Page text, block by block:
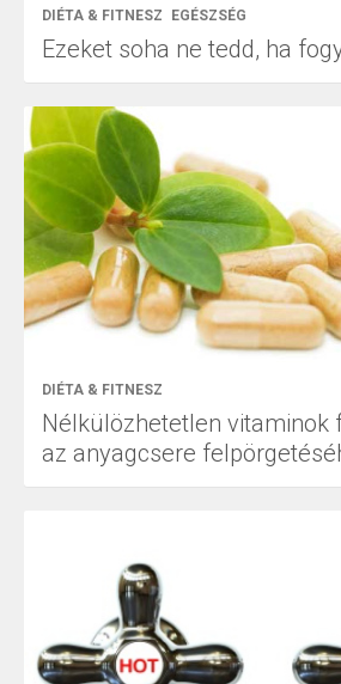
DIÉTA & FITNESZ EGÉSZSÉG
Ezeket soha ne tedd, ha
DIÉTA & FITNESZ
Nélkülözhetetlen vitaminok
az anyagcsere